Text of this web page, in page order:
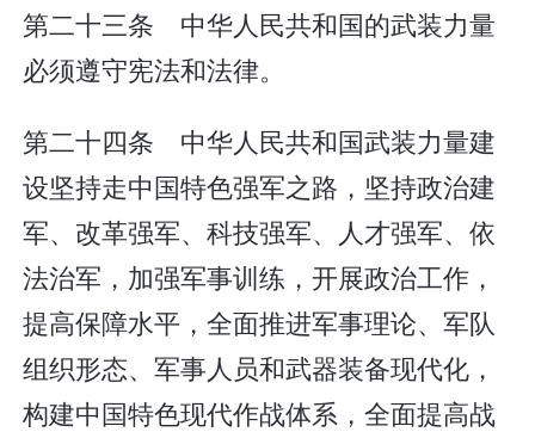
第二十三条 中华人民共和国的武装力量
必须遵守宪法和法律。
第二十四条 中华人民共和国武装力量建
设坚持走中国特色强军之路，坚持政治建
军、改革强军、科技强军、人才强军、依
法治军，加强军事训练，开展政治工作，
提高保障水平，全面推进军事理论、军队
组织形态、军事人员和武器装备现代化，
构建中国特色现代作战体系，全面提高战